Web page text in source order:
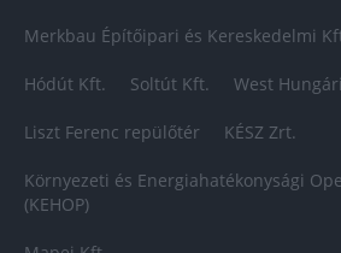
Merkbau Építőipari és Kereskedelmi
Hódút Kft. Soltút Kft. West
Liszt Ferenc repülőtér KÉSZ Zrt.
Környezeti és Energiahatékonysági
(KEHOP)